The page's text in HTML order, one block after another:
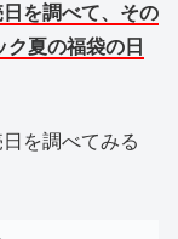
を調べて、その
夏の福袋の日
を調べてみる